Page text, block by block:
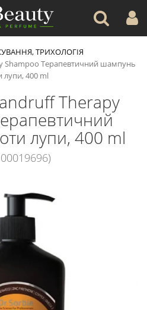
ТРИХОЛОГІЯ
Shampoo Терапевтичний шампунь
лупи, 400 ml
Therapy
лупи, 400 ml